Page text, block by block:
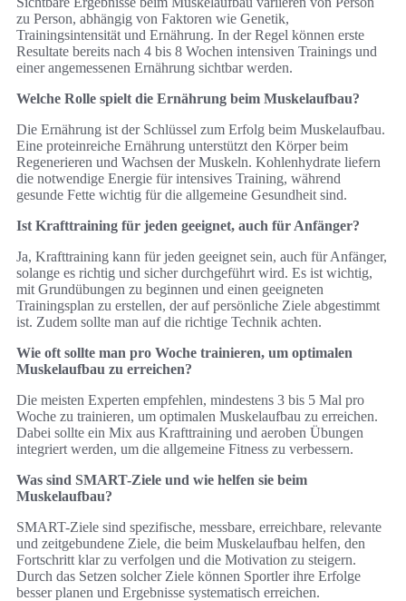
zu Person, abhängig von Faktoren wie Genetik,
Trainingsintensität und Ernährung. In der Regel können erste
Resultate bereits nach 4 bis 8 Wochen intensiven Trainings und
einer angemessenen Ernährung sichtbar werden.
Welche Rolle spielt die Ernährung beim Muskelaufbau?
Die Ernährung ist der Schlüssel zum Erfolg beim Muskelaufbau.
Eine proteinreiche Ernährung unterstützt den Körper beim
Regenerieren und Wachsen der Muskeln. Kohlenhydrate liefern
die notwendige Energie für intensives Training, während
gesunde Fette wichtig für die allgemeine Gesundheit sind.
Ist Krafttraining für jeden geeignet, auch für Anfänger?
Ja, Krafttraining kann für jeden geeignet sein, auch für Anfänger,
solange es richtig und sicher durchgeführt wird. Es ist wichtig,
mit Grundübungen zu beginnen und einen geeigneten
Trainingsplan zu erstellen, der auf persönliche Ziele abgestimmt
ist. Zudem sollte man auf die richtige Technik achten.
Wie oft sollte man pro Woche trainieren, um optimalen
Muskelaufbau zu erreichen?
Die meisten Experten empfehlen, mindestens 3 bis 5 Mal pro
Woche zu trainieren, um optimalen Muskelaufbau zu erreichen.
Dabei sollte ein Mix aus Krafttraining und aeroben Übungen
integriert werden, um die allgemeine Fitness zu verbessern.
Was sind SMART-Ziele und wie helfen sie beim
Muskelaufbau?
SMART-Ziele sind spezifische, messbare, erreichbare, relevante
und zeitgebundene Ziele, die beim Muskelaufbau helfen, den
Fortschritt klar zu verfolgen und die Motivation zu steigern.
Durch das Setzen solcher Ziele können Sportler ihre Erfolge
besser planen und Ergebnisse systematisch erreichen.